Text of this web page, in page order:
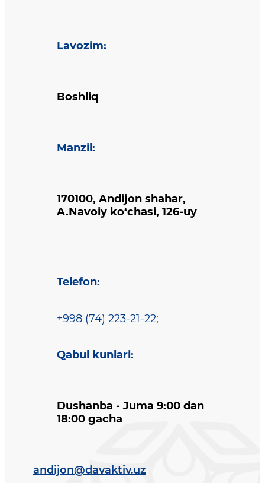
Lavozim:
Boshliq
Manzil :
170100, Andijon shahar,
A.Navoiy ko‘chasi, 126-uy
Telefon:
+998 (74) 223-21-22;
Qabul kunlari:
Dushanba - Juma 9:00 dan
18:00 gacha
andijon@davaktiv.uz